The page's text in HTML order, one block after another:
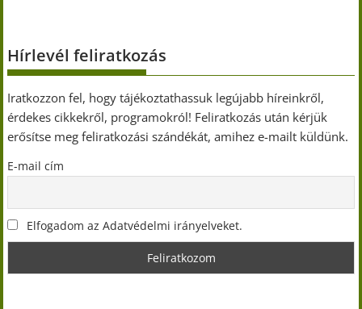
Hírlevél feliratkozás
Iratkozzon fel, hogy tájékoztathassuk legújabb híreinkről,
érdekes cikkekről, programokról! Feliratkozás után kérjük
erősítse meg feliratkozási szándékát, amihez e-mailt küldünk.
E-mail cím
Elfogadom az Adatvédelmi irányelveket.